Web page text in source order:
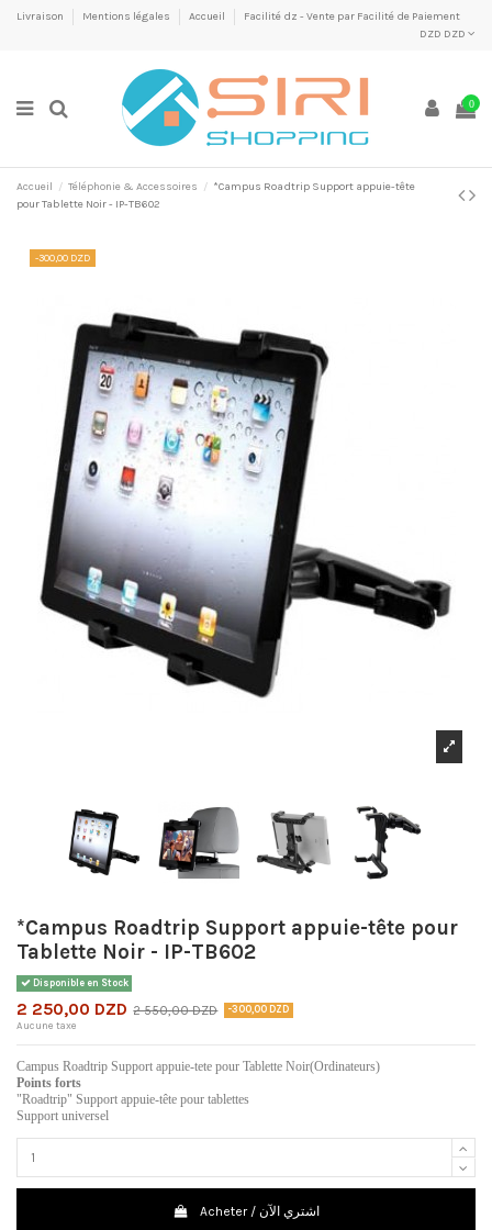
Livraison Mentions légales Accueil
Facilité dz - Vente par Facilité de Paiement
DZD DZD
0
Accueil Téléphonie & Accessoires
*Campus Roadtrip Support appuie-tête
pour Tablette Noir - IP-TB602
-300,00 DZD
*Campus Roadtrip Support appuie-tête pour
Tablette Noir - IP-TB602
Disponible en Stock
2 250,00 DZD 2 550,00 DZD -300,00 DZD
Aucune taxe
Campus Roadtrip Support appuie-tete pour Tablette Noir(Ordinateurs)
Points forts
"Roadtrip" Support appuie-tête pour tablettes
Support universel
Acheter / اشتري الآن